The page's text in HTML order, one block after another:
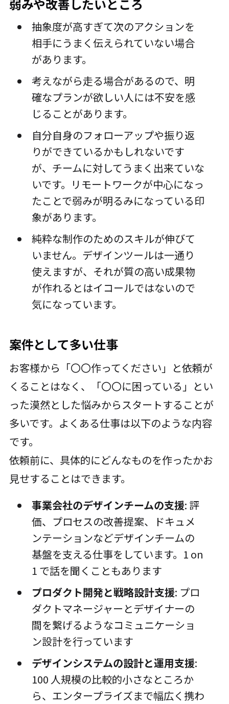
弱みや改善したいところ
抽象度が高すぎて次のアクションを
相手にうまく伝えられていない場合
があります。
考えながら走る場合があるので、明
確なプランが欲しい人には不安を感
じることがあります。
自分自身のフォローアップや振り返
りができているかもしれないです
が、チームに対してうまく出来ていな
いです。リモートワークが中心になっ
たことで弱みが明るみになっている印
象があります。
純粋な制作のためのスキルが伸びて
いません。デザインツールは一通り
使えますが、それが質の高い成果物
が作れるとはイコールではないので
気になっています。
案件として多い仕事
お客様から「〇〇作ってください」と依頼が
くることはなく、「〇〇に困っている」とい
った漠然とした悩みからスタートすることが
多いです。よくある仕事は以下のような内容
です。
依頼前に、具体的にどんなものを作ったかお
見せすることはできます。
事業会社のデザインチームの支援: 評
価、プロセスの改善提案、ドキュメ
ンテーションなどデザインチームの
基盤を支える仕事をしています。1 on
1 で話を聞くこともあります
プロダクト開発と戦略設計支援: プロ
ダクトマネージャーとデザイナーの
間を繋げるようなコミュニケーショ
ン設計を行っています
デザインシステムの設計と運用支援:
100 人規模の比較的小さなところか
ら、エンタープライズまで幅広く携わ